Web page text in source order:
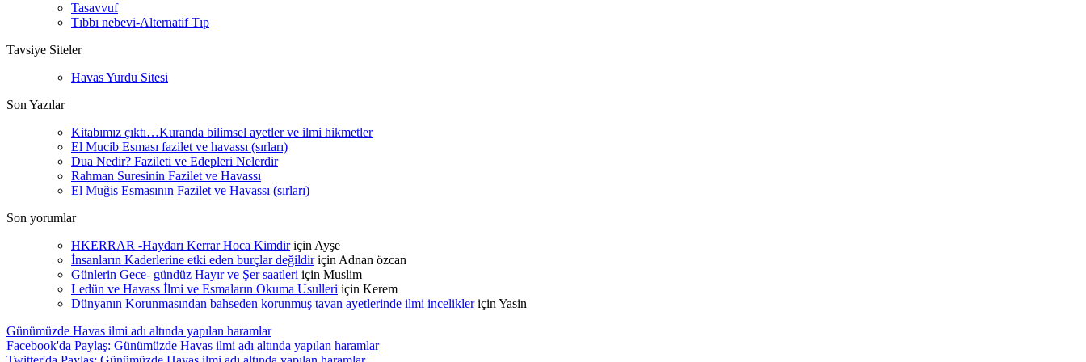
Tasavvuf
Tıbbı nebevi-Alternatif Tıp
Tavsiye Siteler
Havas Yurdu Sitesi
Son Yazılar
Kitabımız çıktı…Kuranda bilimsel ayetler ve ilmi hikmetler
El Mucib Esması fazilet ve havassı (sırları)
Dua Nedir? Fazileti ve Edepleri Nelerdir
Rahman Suresinin Fazilet ve Havassı
El Muğis Esmasının Fazilet ve Havassı (sırları)
Son yorumlar
HKERRAR -Haydarı Kerrar Hoca Kimdiriçin Ayşe
İnsanların Kaderlerine etki eden burçlar değildiriçin Adnan özcan
Günlerin Gece- gündüz Hayır ve Şer saatleri için Muslim
Ledün ve Havass İlmi ve Esmaların Okuma Usulleri için Kerem
Dünyanın Korunmasından bahseden korunmuş tavan ayetlerinde ilmi incelikleriçin Yasin
Günümüzde Havas ilmi adı altında yapılan haramlar
Facebook'da Paylaş: Günümüzde Havas ilmi adı altında yapılan haramlar